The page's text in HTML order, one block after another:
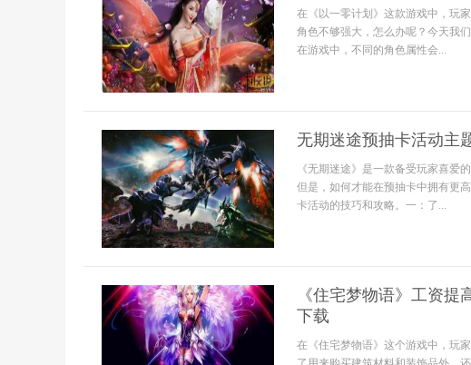
在《以一零计划》这款游戏中，玩
角色不够强大，怎么办呢？今天我
在游戏中，不同的角色属性会...
无期迷途预抽卡活动主
《无期迷途》是一款备受玩家喜爱
但是，如何才能在预抽卡中拥有更
卡活动的技巧和攻略。一：了...
《住宅梦物语》工资
下载
在《住宅梦物语》这个游戏中，玩